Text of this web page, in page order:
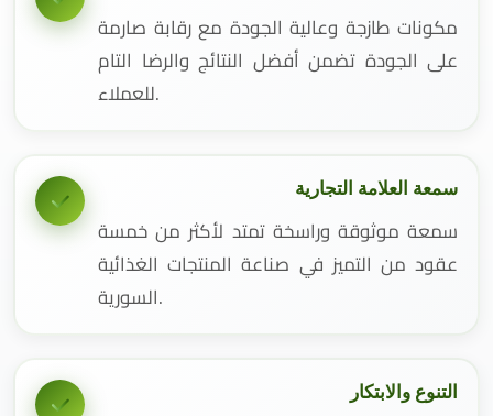
مكونات طازجة وعالية الجودة مع رقابة صارمة
على الجودة تضمن أفضل النتائج والرضا التام
للعملاء.
سمعة العلامة التجارية
سمعة موثوقة وراسخة تمتد لأكثر من خمسة
عقود من التميز في صناعة المنتجات الغذائية
السورية.
التنوع والابتكار